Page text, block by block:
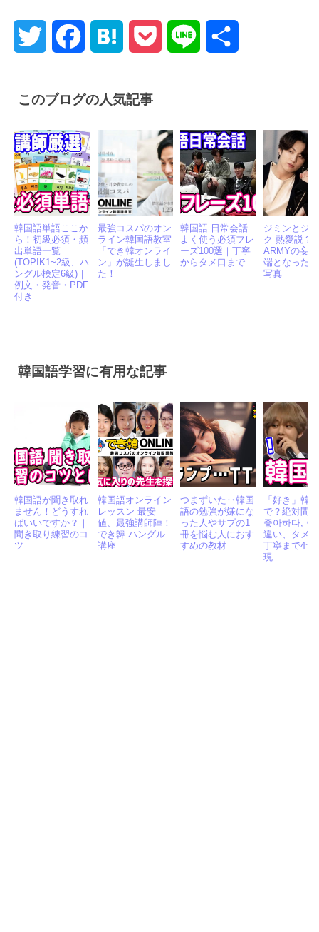
Twitter FacebookHatena Pocket Line
このブログの人気記事
韓国語単語ここか
ら！初級必須・頻
出単語一覧
(TOPIK1~2級、ハ
ングル検定6級)｜
例文・発音・PDF
付き
最強コスパのオン
ライン韓国語教室
「でき韓オンライ
ン」が誕生しまし
た！
韓国語 日常会話
よく使う必須フレ
ーズ100選｜丁寧
からタメ口まで
ジミンとジ
ク 熱愛説？
ARMYの妄
端となった1
写真
韓国語学習に有用な記事
韓国語が聞き取れ
ません！どうすれ
ばいいですか？｜
聞き取り練習のコ
ツ
韓国語オンライン
レッスン 最安
値、最強講師陣！
でき韓 ハングル
講座
つまずいた‥韓国
語の勉強が嫌にな
った人やサブの1
冊を悩む人におす
すめの教材
「好き」韓
で？絶対間
좋아하다, 좋
違い、タメ
丁寧まで4つ
現